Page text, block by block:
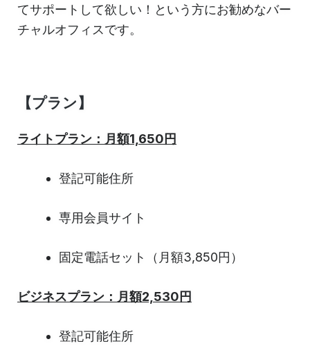
てサポートして欲しい！という方にお勧めなバー
チャルオフィスです。
【プラン】
ライトプラン：月額1,650円
登記可能住所
専用会員サイト
固定電話セット（月額3,850円）
ビジネスプラン：月額2,530円
登記可能住所